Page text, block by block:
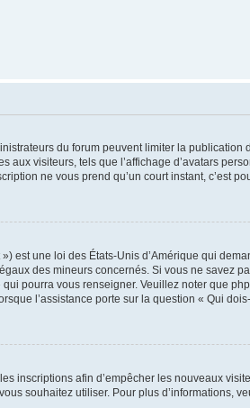
du forum peuvent limiter la
visiteurs, tels que l’affichage d’avatars
ne vous prend qu’un court instant, c’est
est une loi des États-Unis d’Amérique qui
des mineurs concernés. Si vous ne savez
pourra vous renseigner. Veuillez noter que
l’assistance porte sur la question « Qui
inscriptions afin d’empêcher les nouveaux
souhaitez utiliser. Pour plus d’informations,